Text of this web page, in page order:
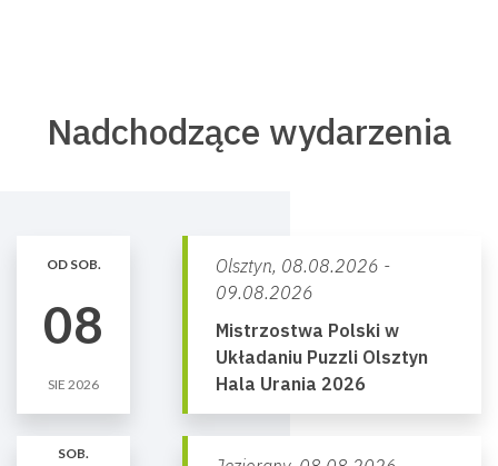
Nadchodzące wydarzenia
OD SOB.
08
SIE 2026
Olsztyn, 08.08.2026 -
09.08.2026
Mistrzostwa Polski w
Układaniu Puzzli Olsztyn
Hala Urania 2026
SOB.